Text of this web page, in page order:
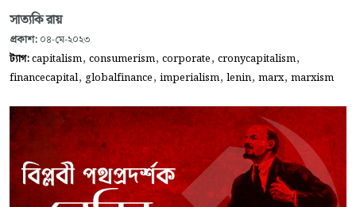
সাত্যকি রায়
প্রকাশ: ০৪-মে-২০২৩
ট্যাগ:capitalism, consumerism, corporate, cronycapitalism,
financecapital, globalfinance, imperialism, lenin, marx, marxism